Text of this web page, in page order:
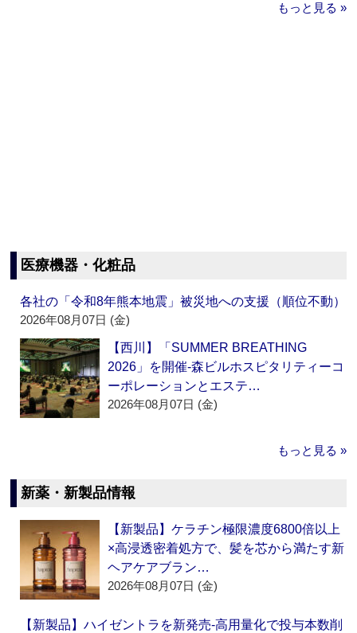
もっと見る »
医療機器・化粧品
各社の「令和8年熊本地震」被災地への支援（順位不動）
2026年08月07日 (金)
【西川】「SUMMER BREATHING
2026」を開催‐森ビルホスピタリティーコ
ーポレーションとエステ…
2026年08月07日 (金)
もっと見る »
新薬・新製品情報
【新製品】ケラチン極限濃度6800倍以上
×高浸透密着処方で、髪を芯から満たす新
ヘアケアブラン…
2026年08月07日 (金)
【新製品】ハイゼントラを新発売‐高用量化で投与本数削